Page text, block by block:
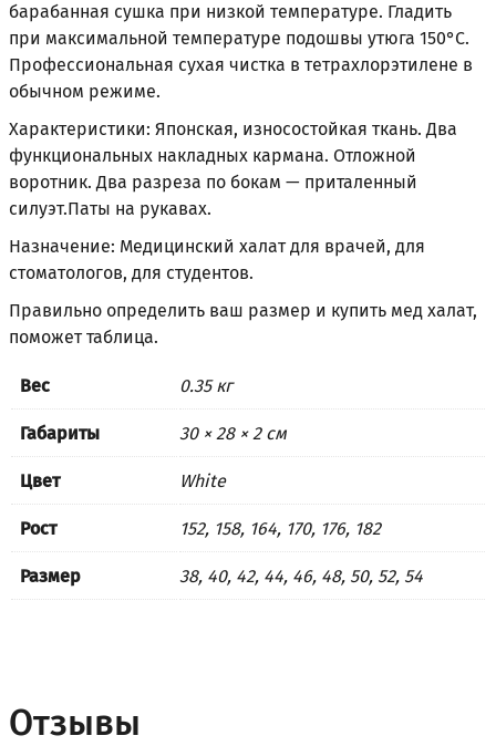
барабанная сушка при низкой температуре. Гладить
при максимальной температуре подошвы утюга 150°С.
Профессиональная сухая чистка в тетрахлорэтилене в
обычном режиме.
Характеристики: Японская, износостойкая ткань. Два
функциональных накладных кармана. Отложной
воротник. Два разреза по бокам — приталенный
силуэт.Паты на рукавах.
Назначение: Медицинский халат для врачей, для
стоматологов, для студентов.
Правильно определить ваш размер и купить мед халат,
поможеттаблица.
Вес 0.35 кг
Габариты 30 × 28 × 2 см
Цвет White
Рост 152, 158, 164, 170, 176, 182
Размер 38, 40, 42, 44, 46, 48, 50, 52, 54
Отзывы